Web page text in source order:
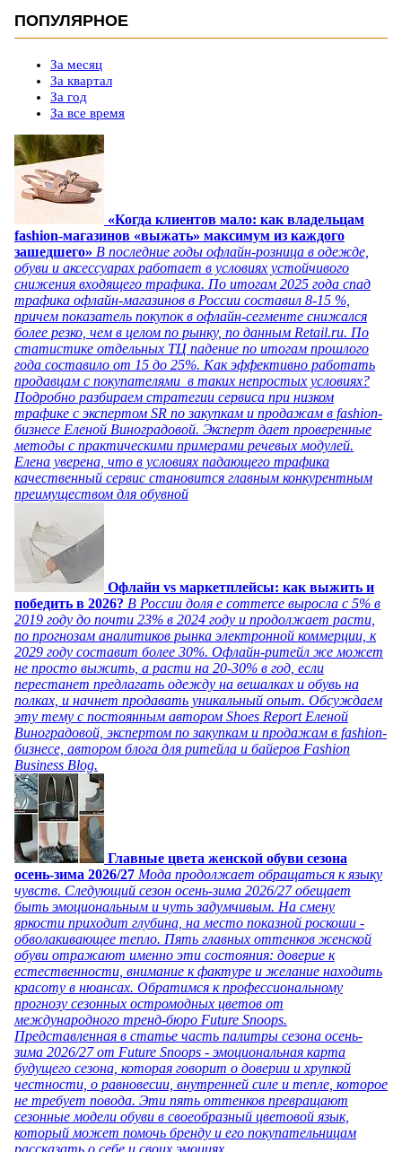
ПОПУЛЯРНОЕ
За месяц
За квартал
За год
За все время
«Когда клиентов мало: как владельцам
fashion-магазинов «выжать» максимум из каждого
зашедшего» В последние годы офлайн-розница в одежде,
обуви и аксессуарах работает в условиях устойчивого
снижения входящего трафика. По итогам 2025 года спад
трафика офлайн-магазинов в России составил 8-15 %,
причем показатель покупок в офлайн-сегменте снижался
более резко, чем в целом по рынку, по данным Retail.ru. По
статистике отдельных ТЦ падение по итогам прошлого
года составило от 15 до 25%. Как эффективно работать
продавцам с покупателями в таких непростых условиях?
Подробно разбираем стратегии сервиса при низком
трафике с экспертом SR по закупкам и продажам в fashion-
бизнесе Еленой Виноградовой. Эксперт дает проверенные
методы с практическими примерами речевых модулей.
Елена уверена, что в условиях падающего трафика
качественный сервис становится главным конкурентным
преимуществом для обувной
Офлайн vs маркетплейсы: как выжить и
победить в 2026? В России доля e commerce выросла с 5% в
2019 году до почти 23% в 2024 году и продолжает расти,
по прогнозам аналитиков рынка электронной коммерции, к
2029 году составит более 30%. Офлайн-ритейл же может
не просто выжить, а расти на 20-30% в год, если
перестанет предлагать одежду на вешалках и обувь на
полках, и начнет продавать уникальный опыт. Обсуждаем
эту тему с постоянным автором Shoes Report Еленой
Виноградовой, экспертом по закупкам и продажам в fashion-
бизнесе, автором блога для ритейла и байеров Fashion
Business Blog.
Главные цвета женской обуви сезона
осень-зима 2026/27 Мода продолжает обращаться к языку
чувств. Следующий сезон осень-зима 2026/27 обещает
быть эмоциональным и чуть задумчивым. На смену
яркости приходит глубина, на место показной роскоши -
обволакивающее тепло. Пять главных оттенков женской
обуви отражают именно эти состояния: доверие к
естественности, внимание к фактуре и желание находить
красоту в нюансах. Обратимся к профессиональному
прогнозу сезонных остромодных цветов от
международного тренд-бюро Future Snoops.
Представленная в статье часть палитры сезона осень-
зима 2026/27 от Future Snoops - эмоциональная карта
будущего сезона, которая говорит о доверии и хрупкой
честности, о равновесии, внутренней силе и тепле, которое
не требует повода. Эти пять оттенков превращают
сезонные модели обуви в своеобразный цветовой язык,
который может помочь бренду и его покупательницам
рассказать о себе и своих эмоциях.